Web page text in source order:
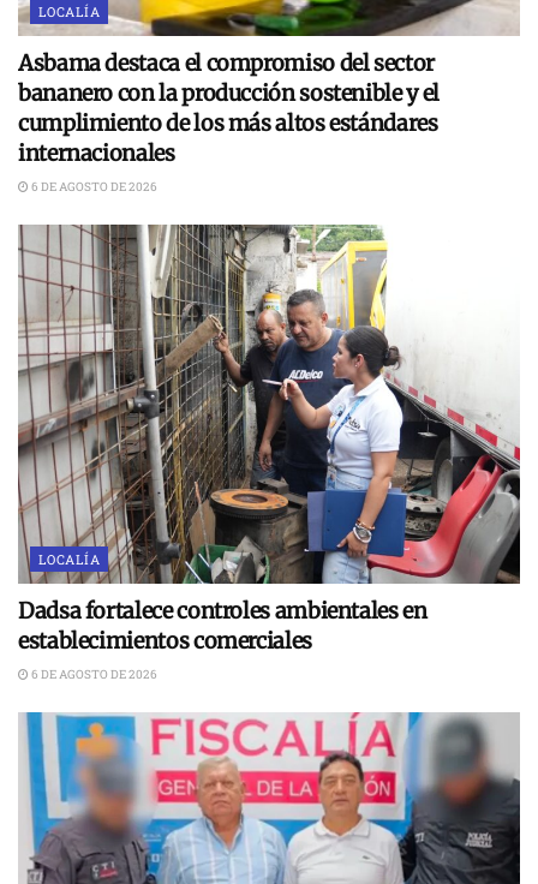
LOCALÍA
Asbama destaca el compromiso del sector
bananero con la producción sostenible y el
cumplimiento de los más altos estándares
internacionales
6 DE AGOSTO DE 2026
LOCALÍA
Dadsa fortalece controles ambientales en
establecimientos comerciales
6 DE AGOSTO DE 2026